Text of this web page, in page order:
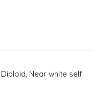
Near white self